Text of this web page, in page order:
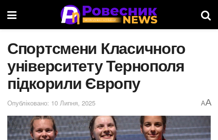
Спортсмени Класичного
університету Тернополя
підкорили Європу
Опубліковано: 10 Липня, 2025 AA